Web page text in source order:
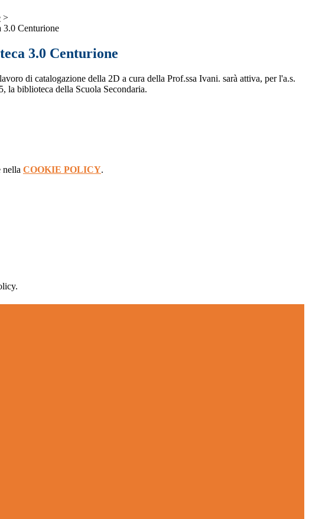
>
3.0 Centurione
3.0 Centurione
di catalogazione della 2D a cura della Prof.ssa Ivani. sarà attiva, per l'a.s.
la biblioteca della Scuola Secondaria.
nella COOKIE POLICY.